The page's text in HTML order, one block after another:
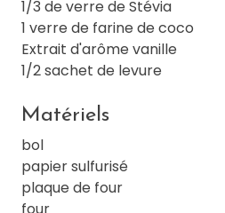
1/3 de verre de Stévia
1 verre de farine de coco
Extrait d'arôme vanille
1/2 sachet de levure
Matériels
bol
papier sulfurisé
plaque de four